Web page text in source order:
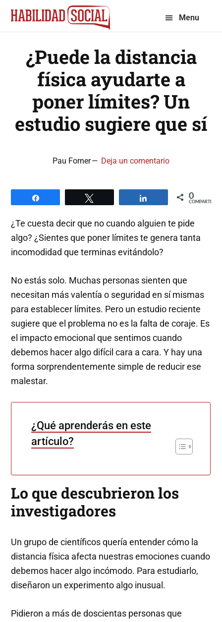
Saltar
navegación
principal
Saltar
Menu
¿Puede la distancia
física ayudarte a
poner límites? Un
estudio sugiere que sí
Pau Forner Deja un comentario
Compartir 0
COMPARTIR
¿Te cuesta decir que no cuando alguien te pide
algo? ¿Sientes que poner límites te genera tanta
incomodidad que terminas evitándolo?
No estás solo. Muchas personas sienten que
necesitan más valentía o seguridad en sí mismas
para establecer límites. Pero un estudio reciente
sugiere que el problema no es la falta de coraje. Es
el impacto emocional que sentimos cuando
debemos hacer algo difícil cara a cara. Y hay una
forma sorprendentemente simple de reducir ese
malestar.
¿Qué aprenderás en este
artículo?
Lo que descubrieron los
investigadores
Un grupo de científicos quería entender cómo la
distancia física afecta nuestras emociones cuando
debemos hacer algo incómodo. Para estudiarlo,
diseñaron un experimento algo inusual.
Pidieron a más de doscientas personas que